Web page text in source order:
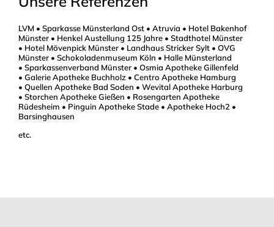
LVM • Sparkasse Münsterland Ost • Atruvia • Hotel Bakenhof
Münster • Henkel Austellung 125 Jahre • Stadthotel Münster
• Hotel Mövenpick Münster • Landhaus Stricker Sylt • OVG
Münster • Schokoladenmuseum Köln • Halle Münsterland
• Sparkassenverband Münster • Osmia Apotheke Gillenfeld
• Galerie Apotheke Buchholz • Centro Apotheke Hamburg
• Quellen Apotheke Bad Soden • Wevital Apotheke Harburg
• Storchen Apotheke Gießen • Rosengarten Apotheke
Rüdesheim • Pinguin Apotheke Stade • Apotheke Hoch2 •
Barsinghausen
etc.